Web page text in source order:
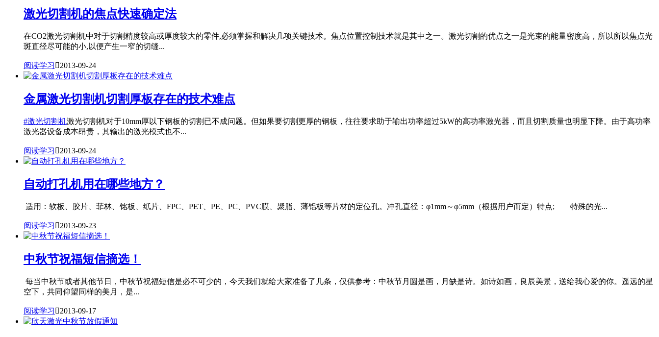
激光切割机的焦点快速确定法
在CO2激光切割机中对于切割精度较高或厚度较大的零件,必须掌握和解决几项关键技术。焦点位置控制技术就是其中之一。激光切割的优点之一是光束的能量密度高，所以所以焦点光
斑直径尽可能的小,以便产生一窄的切缝...
阅读学习 2013-09-24
金属激光切割机切割厚板存在的技术难点
#激光切割机激光切割机对于10mm厚以下钢板的切割已不成问题。但如果要切割更厚的钢板，往往要求助于输出功率超过5kW的高功率激光器，而且切割质量也明显下降。由于高功率
激光器设备成本昂贵，其输出的激光模式也不...
阅读学习 2013-09-24
自动打孔机用在哪些地方？
适用：软板、胶片、菲林、铭板、纸片、FPC、PET、PE、PC、PVC膜、聚脂、薄铝板等片材的定位孔。冲孔直径：φ1mm～φ5mm（根据用户而定）特点; 特殊的光...
阅读学习 2013-09-23
中秋节祝福短信摘选！
每当中秋节或者其他节日，中秋节祝福短信是必不可少的，今天我们就给大家准备了几条，仅供参考：中秋节月圆是画，月缺是诗。如诗如画，良辰美景，送给我心爱的你。遥远的星
空下，共同仰望同样的美月，是...
阅读学习 2013-09-17